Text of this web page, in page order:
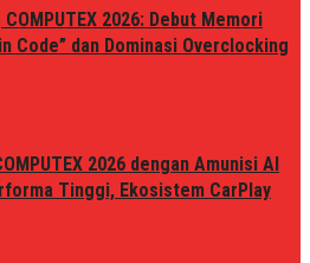
COMPUTEX 2026: Debut Memori
Code” dan Dominasi Overclocking
2026 dengan Amunisi AI
Tinggi, Ekosistem CarPlay